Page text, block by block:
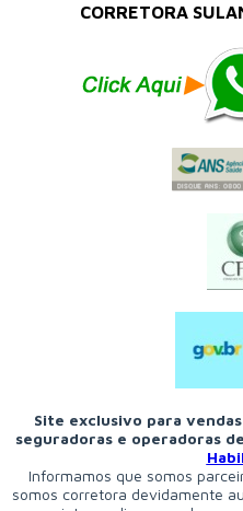
CORRETORA
Site exclusivo para
seguradoras e operadoras
Informamos que somos
somos corretora devidamente